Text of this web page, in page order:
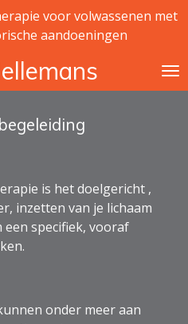
voor volwassenen met
aandoeningen
is het doelgericht ,
inzetten van je lichaam
specifiek, vooraf
onder meer aan